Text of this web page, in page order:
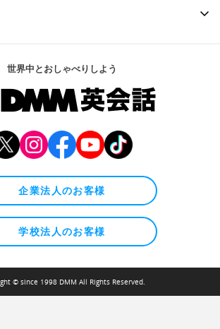
世界中とおしゃべりしよう
企業法人のお客様
学校法人のお客様
© since 1998 DMM All Rights Reserved.